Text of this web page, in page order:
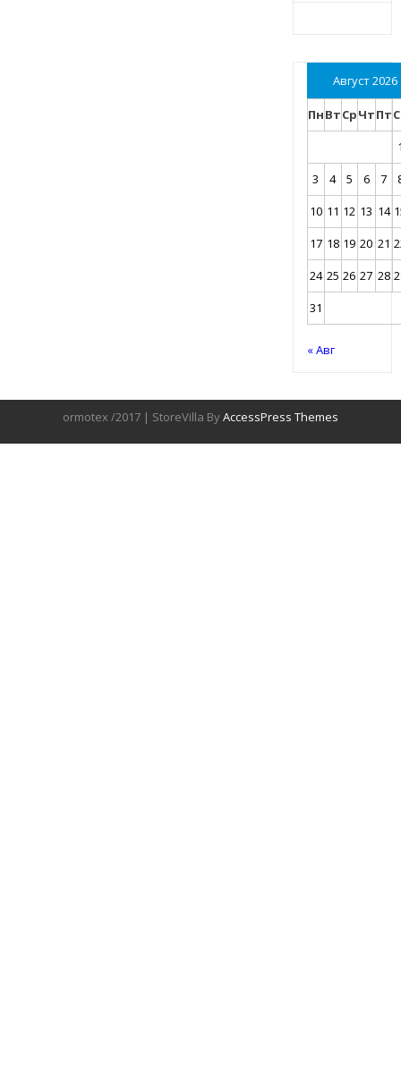
Август 2026
ПнВтСрЧтПт
3
4 5 6 7
10 11 12 13 14
17 18 19 20 21
24 25 26 27 28
31
« Авг
ormotex /2017 | StoreVilla ByAccessPress Themes